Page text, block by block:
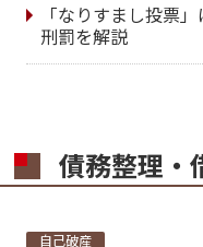
「なりすまし投票
刑罰を解説
債務整理・
自己破産